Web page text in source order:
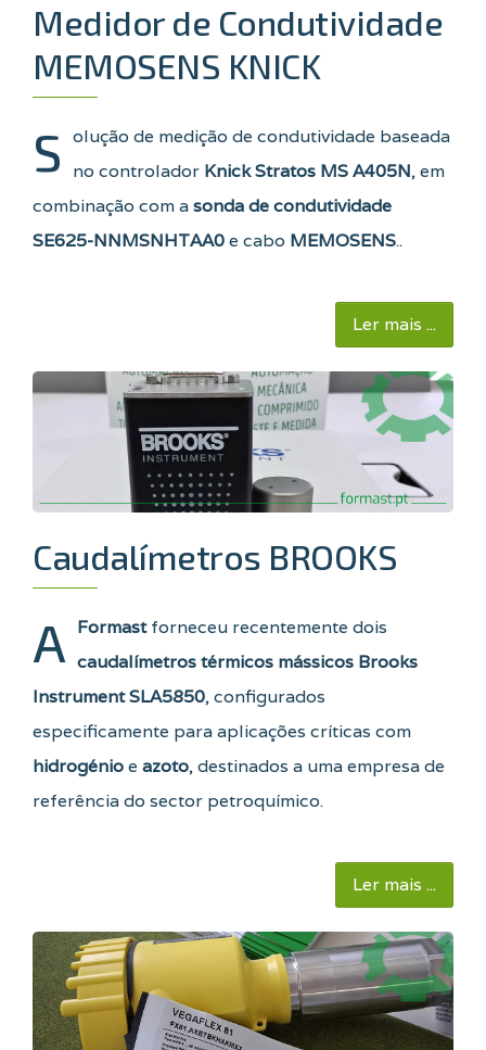
Medidor de Condutividade
MEMOSENS KNICK
S olução de medição de condutividade baseada
no controlador Knick Stratos MS A405N, em
combinação com asonda de condutividade
SE625-NNMSNHTAA0e cabo MEMOSENS..
Ler mais ...
Caudalímetros BROOKS
A Formastforneceu recentemente dois
caudalímetros térmicos mássicos Brooks
Instrument SLA5850, configurados
especificamente para aplicações críticas com
hidrogénioe azoto, destinados a uma empresa de
referência do sector petroquímico.
Ler mais ...